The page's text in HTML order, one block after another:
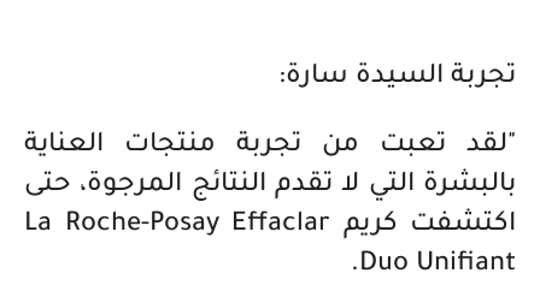
تجربة السيدة سارة:
"لقد تعبت من تجربة منتجات العناية
بالبشرة التي لا تقدم النتائج المرجوة، حتى
اكتشفت كريم La Roche-Posay Effaclar
Duo Unifiant.